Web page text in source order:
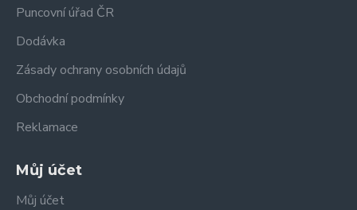
Puncovní úřad ČR
Dodávka
Zásady ochrany osobních údajů
Obchodní podmínky
Reklamace
Můj účet
Můj účet